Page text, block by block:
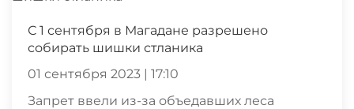
С 1 сентября в Магадане разрешено
собирать шишки стланика
01 сентября 2023 | 17:10
Запрет ввели из-за объедавших леса